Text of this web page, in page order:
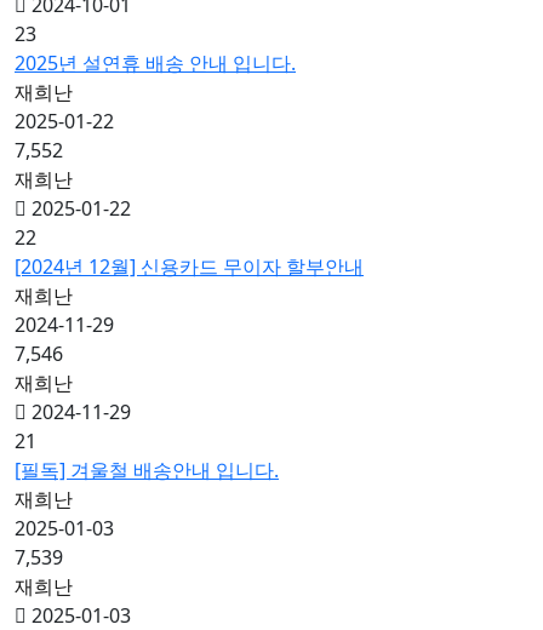
23
2025년 설연휴 배송 안내 입니다.
재희난
2025-01-22
7,552
재희난
2025-01-22
22
[2024년 12월] 신용카드 무이자 할부안내
재희난
2024-11-29
7,546
재희난
2024-11-29
21
[필독] 겨울철 배송안내 입니다.
재희난
2025-01-03
7,539
재희난
2025-01-03